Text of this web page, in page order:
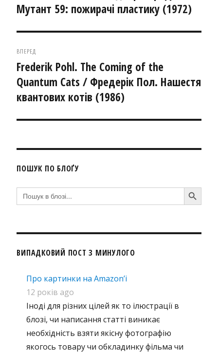
Мутант 59: пожирачі пластику (1972)
ВПЕРЕД
Наступний
запис:
Frederik Pohl. The Coming of the
Quantum Cats / Фредерік Пол. Нашестя
квантових котів (1986)
ПОШУК ПО БЛОҐУ
Search
for:
SEARCH BUTTON
ВИПАДКОВИЙ ПОСТ З МИНУЛОГО
Про картинки на Amazon’і
12 років ago
Іноді для різних цілей як то ілюстрації в
блозі, чи написання статті виникає
необхідність взяти якісну фотографію
якогось товару чи обкладинку фільма чи